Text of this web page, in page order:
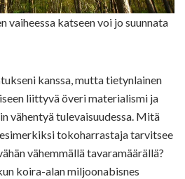
vaiheessa katseen voi jo suunnata
kanssa, mutta tietynlainen
liittyvä överi materialismi ja
vähentyä tulevaisuudessa. Mitä
tokoharrastaja tarvitsee
vähemmällä tavaramäärällä?
koira-alan miljoonabisnes